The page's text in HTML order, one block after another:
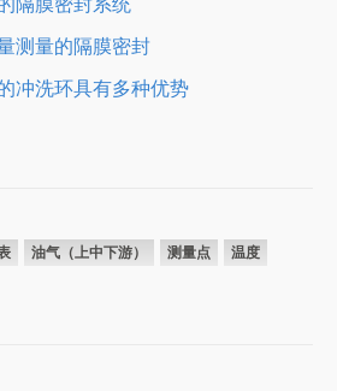
测量的隔膜密封
冲洗环具有多种优势
油气（上中下游） 测量点
温度